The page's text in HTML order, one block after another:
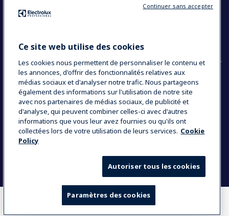
COMPARER OÙ ACHETER
COUNTRY AND LANGUAGE
VOTRE SÉLECTION : FRANCE
Data Privacy Statement
CGV Plan du site
Ce site web utilise des cookies
Les cookies nous permettent de personnaliser le contenu et
les annonces, d'offrir des fonctionnalités relatives aux
médias sociaux et d'analyser notre trafic. Nous partageons
également des informations sur l'utilisation de notre site
avec nos partenaires de médias sociaux, de publicité et
d'analyse, qui peuvent combiner celles-ci avec d'autres
informations que vous leur avez fournies ou qu'ils ont
collectées lors de votre utilisation de leurs services. Cookie
Policy
Autoriser tous les cookies
Paramètres des cookies
Continuer sans accepter